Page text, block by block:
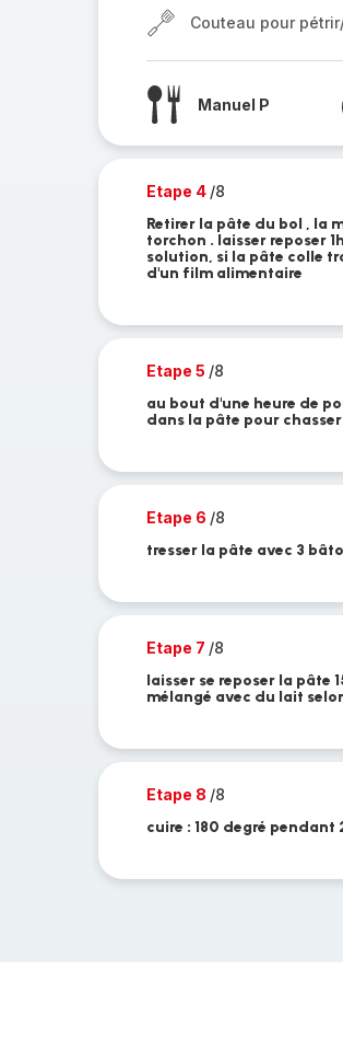
Couteau pour
Manuel P
Etape 4 /8
Retirer la pâte du bol , la
torchon . laisser reposer
solution, si la pâte colle
d'un film alimentaire
Etape 5 /8
au bout d'une heure de
dans la pâte pour
Etape 6 /8
tresser la pâte avec 3
Etape 7 /8
laisser se reposer la pâte
mélangé avec du lait
Etape 8 /8
cuire : 180 degré pendant